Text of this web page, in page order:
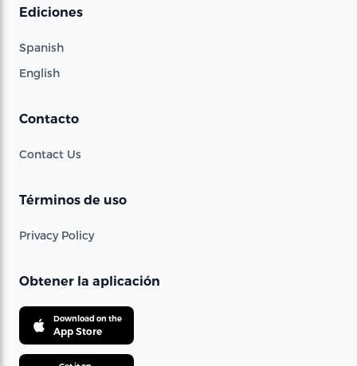
Ediciones
Spanish
English
Contacto
Contact Us
Términos de uso
Privacy Policy
Obtener la aplicación
Download on the
App Store